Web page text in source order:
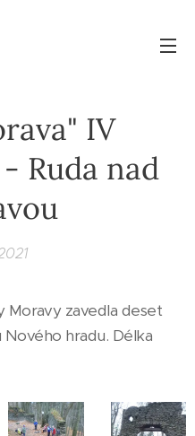
IV
Ruda nad
zavedla deset
Nového hradu. Délka